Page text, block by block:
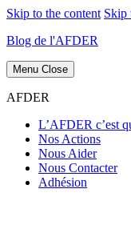
Skip to the content Skip
Blog de l'AFDER
Menu Close
AFDER
L’AFDER c’est
Nos Actions
Nous Aider
Nous Contacter
Adhésion